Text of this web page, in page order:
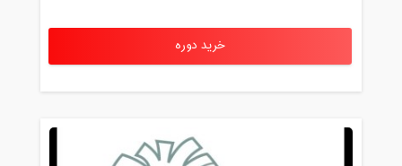
خرید دوره